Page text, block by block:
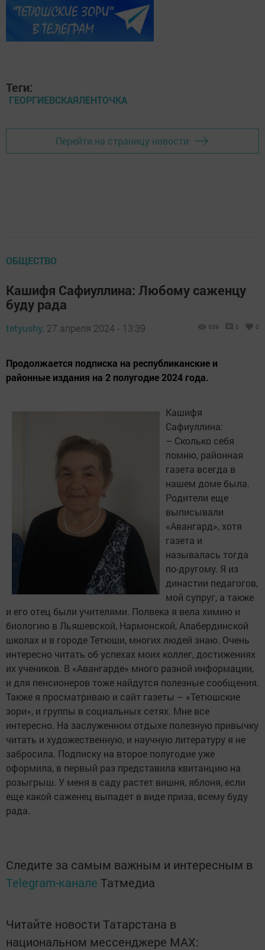
Теги:
ГЕОРГИЕВСКАЯЛЕНТОЧКА
Перейти на страницу новости
ОБЩЕСТВО
Кашифя Сафиуллина: Любому саженцу
буду рада
tetyushy, 27 апреля 2024 - 13:39 639 0 0
Продолжается подписка на республиканские и
районные издания на 2 полугодие 2024 года.
Кашифя
Сафиуллина:
– Сколько себя
помню, районная
газета всегда в
нашем доме была.
Родители еще
выписывали
«Авангард», хотя
газета и
называлась тогда
по-другому. Я из
династии педагогов,
мой супруг, а также
и его отец были учителями. Полвека я вела химию и
биологию в Льяшевской, Нармонской, Алабердинской
школах и в городе Тетюши, многих людей знаю. Очень
интересно читать об успехах моих коллег, достижениях
их учеников. В «Авангарде» много разной информации,
и для пенсионеров тоже найдутся полезные сообщения.
Также я просматриваю и сайт газеты – «Тетюшские
зори», и группы в социальных сетях. Мне все
интересно. На заслуженном отдыхе полезную привычку
читать и художественную, и научную литературу я не
забросила. Подписку на второе полугодие уже
оформила, в первый раз представила квитанцию на
розыгрыш. У меня в саду растет вишня, яблоня, если
еще какой саженец выпадет в виде приза, всему буду
рада.
Следите за самым важным и интересным в
Telegram-канале Татмедиа
Читайте новости Татарстана в
национальном мессенджере MАХ: